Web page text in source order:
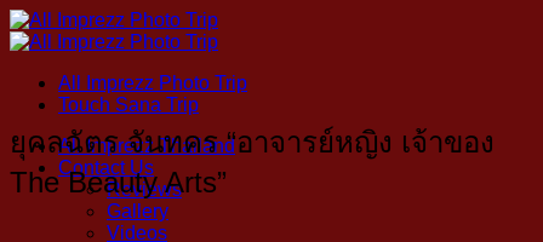
Skip
to
All Imprezz Photo Trip
Touch Sana Trip
All Imprezz Thailand
Contact Us
Reviews
Gallery
Videos
ยุคลฉัตร จันทคร “อาจารย์หญิง เจ้าของ
The Beauty Arts”